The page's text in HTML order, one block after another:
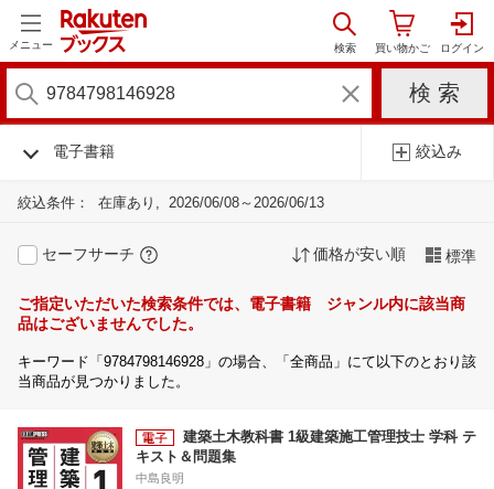
メニュー
電子書籍 絞込み
絞込条件： 在庫あり 2026/06/08～2026/06/13
セーフサーチ 価格が安い順 標準
ご指定いただいた検索条件では、電子書籍 ジャンル内に該当商
品はございませんでした。
キーワード「9784798146928」の場合、「全商品」にて以下のとおり該
当商品が見つかりました。
建築土木教科書 1級建築施工管理技士 学科 テ
キスト＆問題集
中島良明